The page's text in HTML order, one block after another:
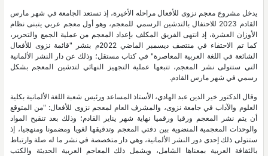
يدخل مشروع معجم نزوى للأفعال مراحله الأخيرة، إذ تستعد الجامعة في شهر مارس
القادم 2023 للاحتفال بالتدشين الرسمي للمعجم، وهو أول معجم عربي يتبنى نظام
الأوزان العشرة، إذ انتهى الفريق المكلف بإعداد المعجم من عملية الجمع والتحرير،
كما تم الاحتفاء في منتصف ديسمبر الماضي 2022م بنشر "قائمة نزوى للأفعال
الشائعة في اللغة العربية المعاصرة" في كتاب مستقل؛ وذلك عن دار النشر الألمانية
التي ستتولى نشر المعجم، تتبعها عملية التجهيز النهائي لتدشين المعجم بشكل
رسمي في شهر مارس القادم.
وقال الدكتور خير الدين عبد الهادي، الأستاذ المساعد ورئيس شعبة اللغة الألمانية بكلية
العلوم والآداب في جامعة نزوى، والمشرف العام لمعجم نزوى للأفعال: "من المتوقع
أن يتم نشر المعجم ورقيا ورقميا نهاية شهر يناير القادم؛ وذلك بعد تنقيح المواد
والوحدات المعجمية المنضوية بين دفتي المعجم وتدقيقها لغويا ومضمونا ومنهجيا، إذ
ستتولى ذلك إحدى دور النشر الألمانية، وهي دار متخصصة في نشر ما له صلة وارتباط
بالثقافة العربية بمعناها الشامل، ويشمل ذلك المعاجم العربية الحديثة والكتب